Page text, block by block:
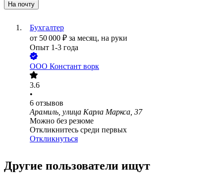
На почту
Бухгалтер
от 50 000 ₽ за месяц, на руки
Опыт 1-3 года
ООО Констант ворк
3.6
•
6 отзывов
Арамиль, улица Карла Маркса, 37
Можно без резюме
Откликнитесь среди первых
Откликнуться
Другие пользователи ищут